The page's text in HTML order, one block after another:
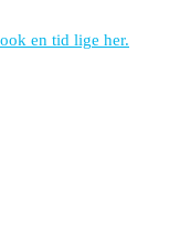
en tid lige her.